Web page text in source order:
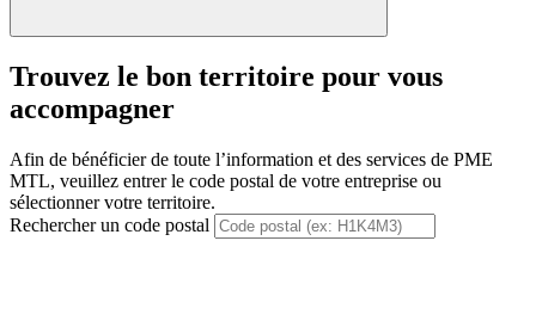
Trouvez le bon territoire pour vous
accompagner
Afin de bénéficier de toute l’information et des services de PME
MTL, veuillez entrer le code postal de votre entreprise ou
sélectionner votre territoire.
Rechercher un code postal